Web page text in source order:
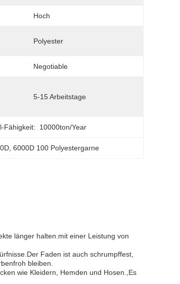
Hoch
Polyester
Negotiable
5-15 Arbeitstage
Fähigkeit: 10000ton/year
, 6000D 100 Polyestergarne
länger halten.mit einer Leistung von
Faden ist auch schrumpffest,
bleiben.
wie Kleidern, Hemden und Hosen.,Es